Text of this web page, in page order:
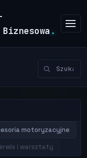
.
motoryzacyjne
i warsztaty